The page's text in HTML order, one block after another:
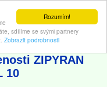
Rozumím!
sdílíme se svými partnery
Zobrazit podrobnosti
a léčbou nemocí
ZIPYRAN
10